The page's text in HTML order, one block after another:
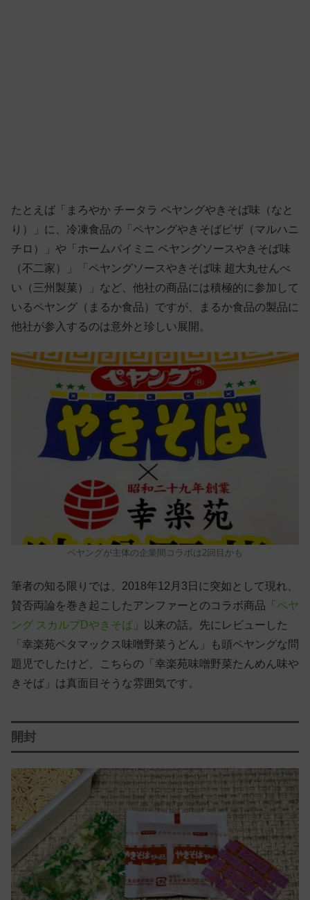
たとえば「まろやか チータラ ペヤングやきそば味（なと
り）」に、冷凍食品の「ペヤングやきそばピザ（マルハニ
チロ）」や「ホームパイミニ ペヤングソースやきそば味
（不二家）」「ペヤングソースやきそば味 超大丸せんべ
い（三州製菓）」など、他社の商品には積極的に参加して
いるペヤング（まるか食品）ですが、まるか食品の製品に
他社が参入するのは意外と珍しい展開。
ペヤングが主体の企業間コラボは2回目かも
筆者の知る限りでは、2018年12月3日に突如として現れ、
賛否両論を巻き起こしたアンファーとのコラボ商品「 ペヤ
ング スカルプDやきそば 」以来の話。先にレビューした
「幸楽苑ペタマックス味噌野菜うどん」も頭ペヤングな問
題児でしたけど、こちらの「幸楽苑味噌野菜たんめん味や
きそば」は真面目そうな雰囲気です。
開封